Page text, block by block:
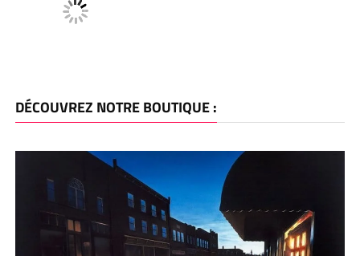
DÉCOUVREZ NOTRE BOUTIQUE :